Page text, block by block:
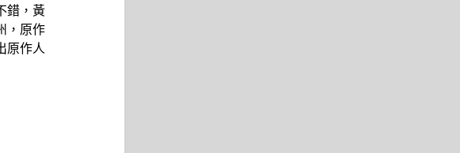
錯，黃
，原作
原作人